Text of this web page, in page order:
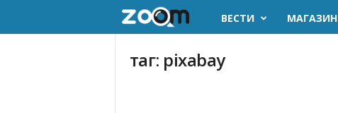
ВЕСТИ МАГАЗИН
таг: pixabay